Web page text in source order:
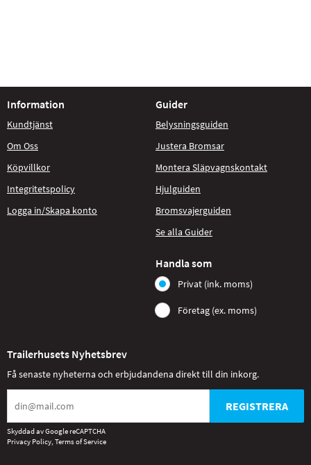
Information
Kundtjänst
Om Oss
Köpvillkor
Integritetspolicy
Logga in/Skapa konto
Guider
Belysningsguiden
Justera Bromsar
Montera Släpvagnskontakt
Hjulguiden
Bromsvajerguiden
Se alla Guider
Handla som
Privat (ink. moms)
Företag (ex. moms)
Trailerhusets Nyhetsbrev
Få senaste nyheterna och erbjudandena direkt till din inkorg.
REGISTRERA
Skyddad av Google reCAPTCHA
Privacy Policy, Terms of Service